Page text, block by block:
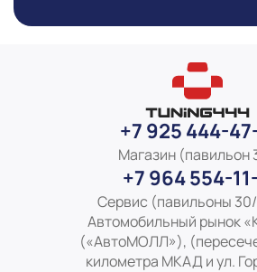
+7 925 444-
Магазин (павильон
+7 964 554-
Сервис (павильоны
Автомобильный рынок
(«АвтоМОЛЛ»),
километра МКАД и ул.